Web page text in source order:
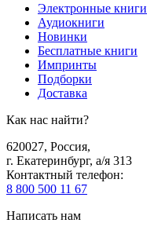
Электронные книги
Аудиокниги
Новинки
Бесплатные книги
Импринты
Подборки
Доставка
Как нас найти?
620027, Россия,
г. Екатеринбург, а/я 313
Контактный телефон:
8 800 500 11 67
Написать нам